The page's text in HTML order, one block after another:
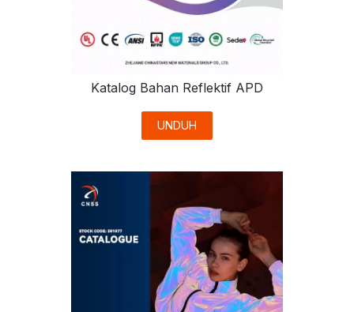
Katalog Bahan Reflektif APD
UNDUH